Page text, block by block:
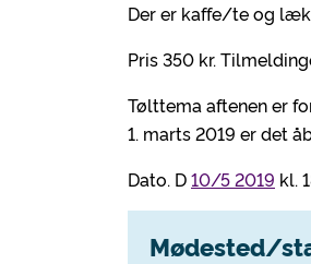
Der er kaffe/te og
Pris 350 kr.
Tølttema aftenen er
1. marts 2019 er det
Dato. D10/5 2019 kl.
Mødested/